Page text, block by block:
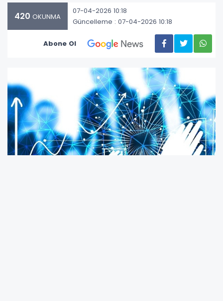
420 OKUNMA
07-04-2026 10:18
Güncelleme : 07-04-2026 10:18
Abone Ol